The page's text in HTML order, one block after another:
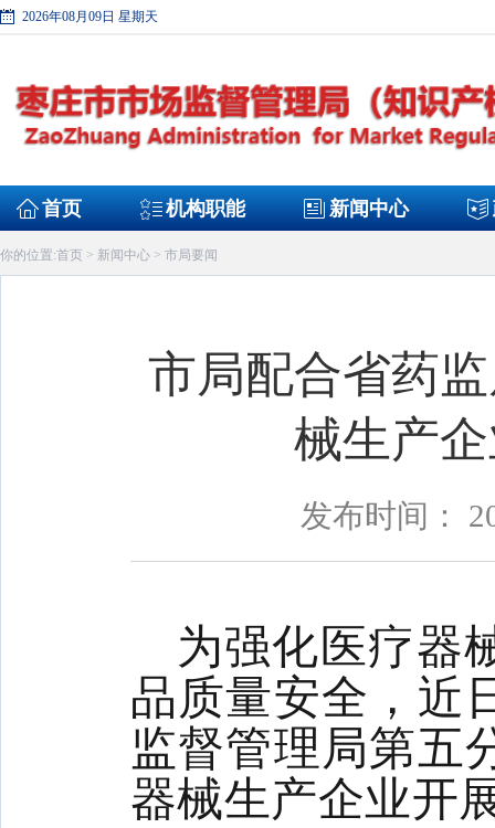
2026年08月09日 星期天
首页 机构职能 新闻中心
你的位置:首页 > 新闻中心 > 市局要闻
市局配合省药
械生产
发布时间：
为强化医疗器
品质量安全，近
监督管理局第五
器械生产企业开